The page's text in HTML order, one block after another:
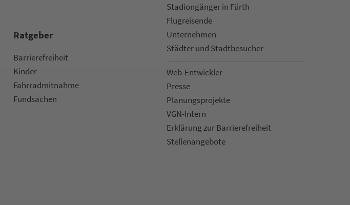
Rat­ge­ber
Bar­ri­e­re­frei­heit
Kinder
Fahr­rad­mit­nah­me
Fund­sachen
Sta­di­on­gän­ger in Fürth
Flug­rei­sen­de
Un­ter­neh­men
Städter und Stadt­be­su­cher
Web-Entwickler
Presse
Pla­nungs­pro­jekte
VGN-Intern
Erklärung zur Bar­ri­e­re­frei­heit
Stellenan­ge­bote